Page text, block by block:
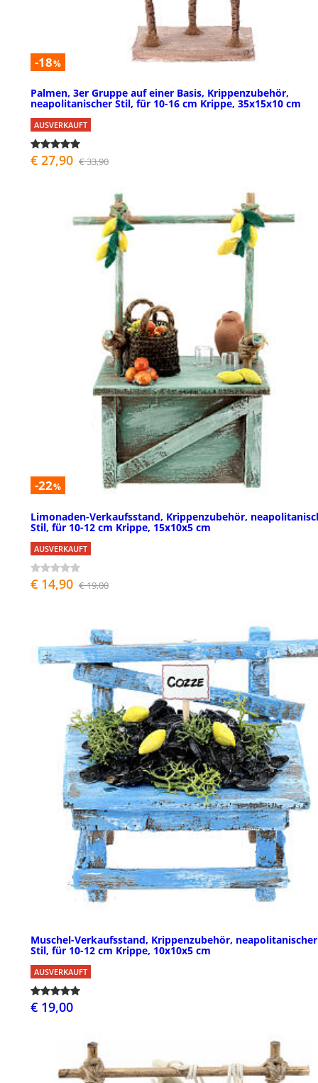
-18%
Palmen, 3er Gruppe auf einer Basis, Krippenzubehör,
neapolitanischer Stil, für 10-16 cm Krippe, 35x15x10 cm
AUSVERKAUFT
€ 27,90 € 33,90
-22%
Limonaden-Verkaufsstand, Krippenzubehör,
Stil, für 10-12 cm Krippe, 15x10x5 cm
AUSVERKAUFT
€ 14,90 € 19,00
Muschel-Verkaufsstand, Krippenzubehör, neapolitanischer
Stil, für 10-12 cm Krippe, 10x10x5 cm
AUSVERKAUFT
€ 19,00